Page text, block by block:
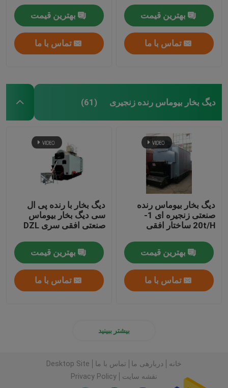
بهترین قیمت
تماس با ما
بهترین قیمت
تماس با ما
دیگ بخار بیوماس رنده زنجیری (61)
دیگ بخار بیوماس رنده
صنعتی زنجیره ای 1-
20t/H ساختار افقی
بهترین قیمت
تماس با ما
دیگ بخار با رنده پی ال ​​
سی دیگ بخار بیوماس
صنعتی افقی سری DZL
بهترین قیمت
تماس با ما
بیشتر ببینید
خانه دربارهی ما تماس با ما
Desktop Site
نقشه سایت
Privacy Policy